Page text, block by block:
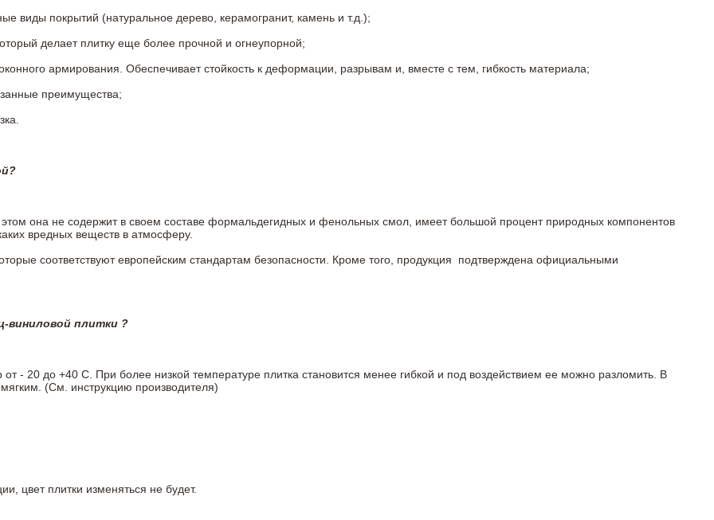
виды покрытий (натуральное дерево, керамогранит, камень и т.д.);
делает плитку еще более прочной и огнеупорной;
армирования. Обеспечивает стойкость к деформации, разрывам и, вместе с тем, гибкость материала;
преимущества;
она не содержит в своем составе формальдегидных и фенольных смол, имеет большой процент природных компонентов
вредных веществ в атмосферу.
соответствуют европейским стандартам безопасности. Кроме того, продукция подтверждена официальными
виниловой плитки ?
- 20 до +40 С. При более низкой температуре плитка становится менее гибкой и под воздействием ее можно разломить. В
(См. инструкцию производителя)
цвет плитки изменяться не будет.